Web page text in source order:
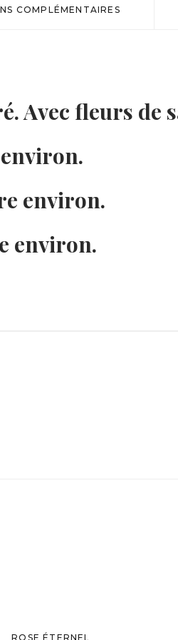
COMPLÉMENTAIRES
Avec fleurs de
environ.
environ.
ROSE ÉTERNEL